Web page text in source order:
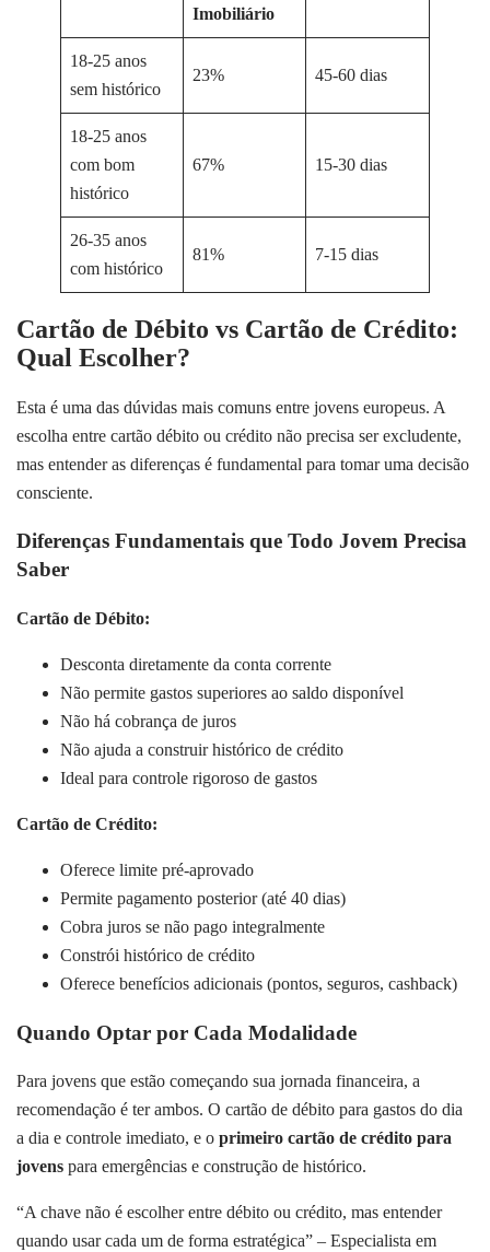
Imobiliário
18-25 anos
sem histórico
23% 45-60 dias
18-25 anos
com bom
histórico
67% 15-30 dias
26-35 anos
com histórico
81% 7-15 dias
Cartão de Débito vs Cartão de Crédito:
Qual Escolher?
Esta é uma das dúvidas mais comuns entre jovens europeus. A
escolha entre cartão débito ou crédito não precisa ser excludente,
mas entender as diferenças é fundamental para tomar uma decisão
consciente.
Diferenças Fundamentais que Todo Jovem Precisa
Saber
Cartão de Débito:
Desconta diretamente da conta corrente
Não permite gastos superiores ao saldo disponível
Não há cobrança de juros
Não ajuda a construir histórico de crédito
Ideal para controle rigoroso de gastos
Cartão de Crédito:
Oferece limite pré-aprovado
Permite pagamento posterior (até 40 dias)
Cobra juros se não pago integralmente
Constrói histórico de crédito
Oferece benefícios adicionais (pontos, seguros, cashback)
Quando Optar por Cada Modalidade
Para jovens que estão começando sua jornada financeira, a
recomendação é ter ambos. O cartão de débito para gastos do dia
a dia e controle imediato, e o primeiro cartão de crédito para
jovens para emergências e construção de histórico.
“A chave não é escolher entre débito ou crédito, mas entender
quando usar cada um de forma estratégica” – Especialista em